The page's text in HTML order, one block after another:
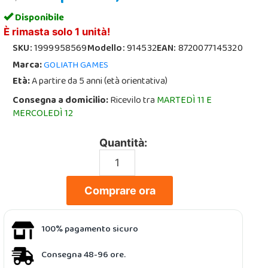
Disponibile
È rimasta solo 1 unità!
SKU:1999958569Modello:914532EAN:8720077145320
Marca:GOLIATH GAMES
Età:A partire da 5 anni (età orientativa)
Consegna a domicilio:Ricevilo traMARTEDÌ 11 E
MERCOLEDÌ 12
Quantità:
Comprare ora
100% pagamento sicuro
Consegna 48-96 ore.